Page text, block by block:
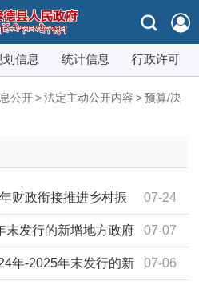
划信息 统计信息 行政许可
公开 > 法定主动公开内容 > 预算/决
07-24
财政衔接推进乡村振
的公告 07-07
末发行的新增地方政府
07-06
年-2025年末发行的新